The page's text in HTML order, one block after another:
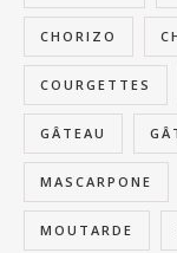
CHORIZO
COURGETTES
GÂTEAU
MASCARPONE
MOUTARDE